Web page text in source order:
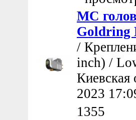
MC
Goldring
/
inch) /
Киевская
2023
1355